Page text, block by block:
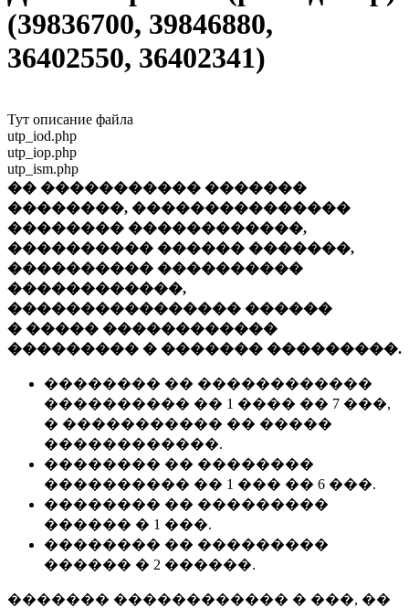
(39836700, 39846880,
36402550, 36402341)
Тут описание файла
utp_iod.php
utp_iop.php
utp_ism.php
�� ����������� �������
��������, ���������������
�������� ������������,
���������� ������ �������,
���������� ����������
������������,
���������������� ������
� ����� ������������
��������� � ������� ���������.
�������� �� ������������
���������� �� 1 ���� �� 7 ���,
� ����������� �� �����
������������.
�������� �� ��������
���������� �� 1 ��� �� 6 ���.
�������� �� ���������
������ � 1 ���.
�������� �� ���������
������ � 2 ������.
������� ������������ � ���, ��